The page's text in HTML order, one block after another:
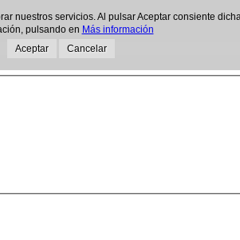
nuestros servicios. Al pulsar Aceptar consiente
pulsando en Más información
Aceptar
Cancelar